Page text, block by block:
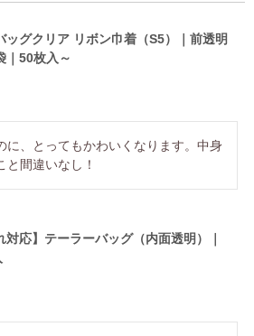
ッグクリア リボン巾着（S5）｜前透明
｜50枚入～
に、とってもかわいくなります。中身
間違いなし！
対応】テーラーバッグ（内面透明）｜